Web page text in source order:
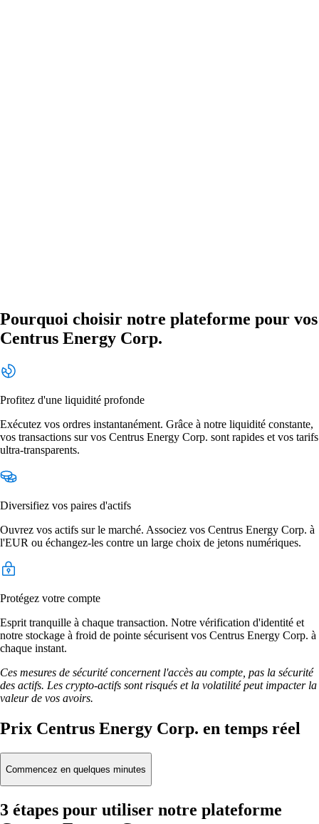
Pourquoi choisir notre plateforme pour vos
Centrus Energy Corp.
Profitez d'une liquidité profonde
Exécutez vos ordres instantanément. Grâce à notre liquidité constante,
vos transactions sur vos Centrus Energy Corp. sont rapides et vos tarifs
ultra-transparents.
Diversifiez vos paires d'actifs
Ouvrez vos actifs sur le marché. Associez vos Centrus Energy Corp. à
l'EUR ou échangez-les contre un large choix de jetons numériques.
Protégez votre compte
Esprit tranquille à chaque transaction. Notre vérification d'identité et
notre stockage à froid de pointe sécurisent vos Centrus Energy Corp. à
chaque instant.
Ces mesures de sécurité concernent l'accès au compte, pas la sécurité
des actifs. Les crypto-actifs sont risqués et la volatilité peut impacter la
valeur de vos avoirs.
Prix Centrus Energy Corp. en temps réel
Commencez en quelques minutes
3 étapes pour utiliser notre plateforme